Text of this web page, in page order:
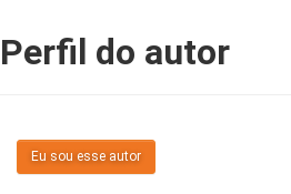
Perfil do autor
Eu sou esse autor